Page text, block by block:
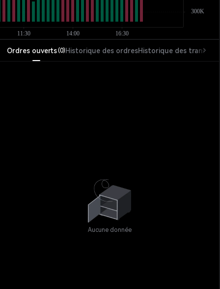
Ordres ouverts(0)Historique des ordresHistorique des
Aucune donnée